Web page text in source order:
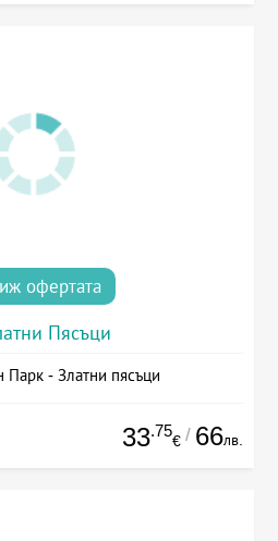
офертата
Пясъци
Парк - Златни пясъци
33.75
€ / 66лв.